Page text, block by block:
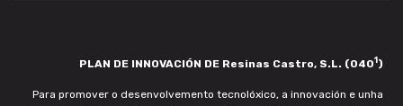
PLAN DE INNOVACIÓN DE Resinas Castro, S.L. (0401)
Para promover o desenvolvemento tecnolóxico, a innovación e unha